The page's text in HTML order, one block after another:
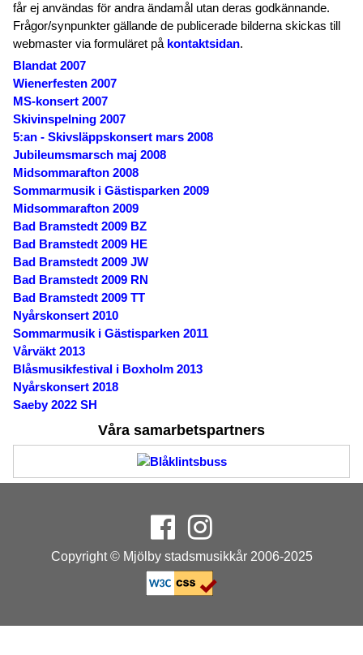
får ej användas för andra ändamål utan deras godkännande.
Frågor/synpunkter gällande de publicerade bilderna skickas till
webmaster via formuläret på kontaktsidan.
Blandat 2007
Wienerfesten 2007
MS-konsert 2007
Skivinspelning 2007
5:an - Skivsläppskonsert mars 2008
Jubileumsmarsch maj 2008
Midsommarafton 2008
Sommarmusik i Gästisparken 2009
Midsommarafton 2009
Bad Bramstedt 2009 BZ
Bad Bramstedt 2009 HE
Bad Bramstedt 2009 JW
Bad Bramstedt 2009 RN
Bad Bramstedt 2009 TT
Nyårskonsert 2010
Sommarmusik i Gästisparken 2011
Vårväkt 2013
Blåsmusikfestival i Boxholm 2013
Nyårskonsert 2018
Saeby 2022 SH
Våra samarbetspartners
Copyright © Mjölby stadsmusikkår 2006-2025